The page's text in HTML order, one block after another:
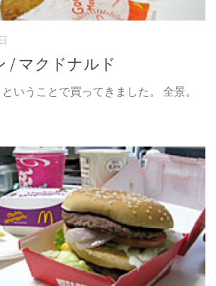
/ マクドナルド
いうことで買ってきました。 全景。